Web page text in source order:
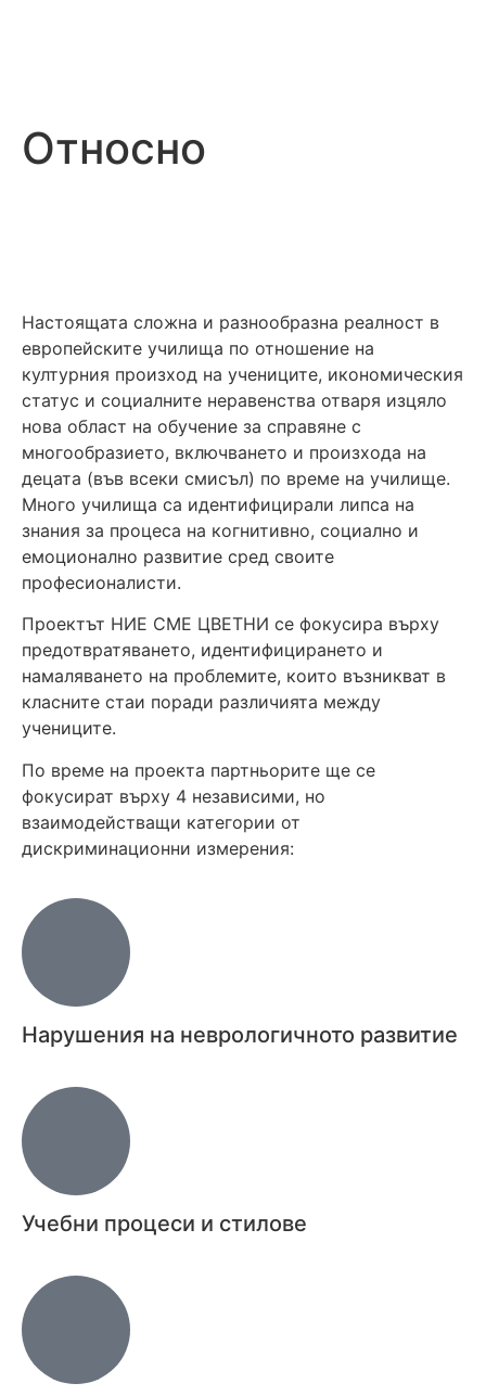
Относно
Настоящата сложна и разнообразна реалност в
европейските училища по отношение на
културния произход на учениците, икономическия
статус и социалните неравенства отваря изцяло
нова област на обучение за справяне с
многообразието, включването и произхода на
децата (във всеки смисъл) по време на училище.
Много училища са идентифицирали липса на
знания за процеса на когнитивно, социално и
емоционално развитие сред своите
професионалисти.
Проектът НИЕ СМЕ ЦВЕТНИ се фокусира върху
предотвратяването, идентифицирането и
намаляването на проблемите, които възникват в
класните стаи поради различията между
учениците.
По време на проекта партньорите ще се
фокусират върху 4 независими, но
взаимодействащи категории от
дискриминационни измерения:
Нарушения на неврологичното развитие
Учебни процеси и стилове